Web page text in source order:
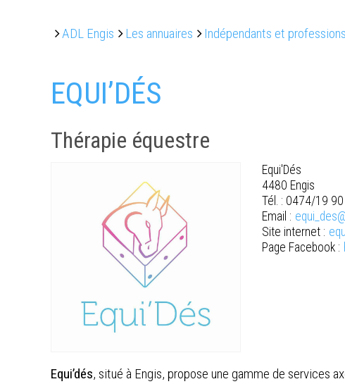
ADL Engis Les annuaires Indépendants et
EQUI’DÉS
Thérapie équestre
Equi'Dés
4480 Engis
Tél. : 0474/19
Email :
Site internet :
Page Facebook :
Equi’dés, situé à Engis, propose une gamme de services